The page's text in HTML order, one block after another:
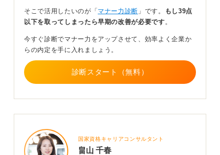
というように、所属と目的を明確に伝えましょう。失礼
のないように依頼すれば、対応してもらえる可能性があ
0
そこで活用したいのが「 マナー力診断 」です。
もし39点
以下を取ってしまったら早期の改善が必要です 。
今すぐ診断でマナー力をアップさせて、効率よく企業か
らの内定を手に入れましょう。
診断スタート（無料）
国家資格キャリアコンサルタント
畠山 千春